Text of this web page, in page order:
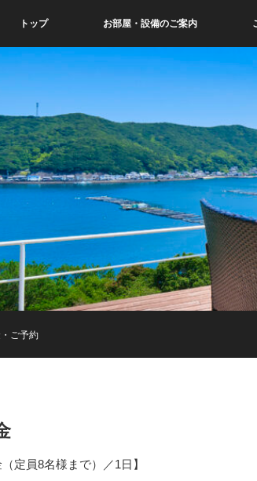
トップ お部屋・設備のご案内
ご予約
（定員8名様まで）／1日】